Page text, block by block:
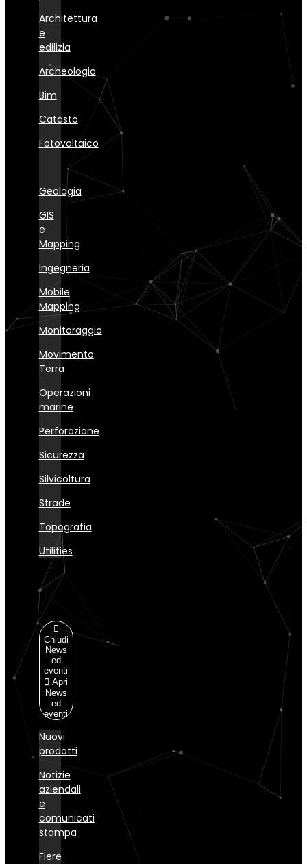
Architettura
e
edilizia
Archeologia
Bim
Catasto
Fotovoltaico
Geologia
GIS
e
Mapping
Ingegneria
Mobile
Mapping
Monitoraggio
Movimento
Terra
Operazioni
marine
Perforazione
Sicurezza
Silvicoltura
Strade
Topografia
Utilities
News
ed
eventi
Chiudi
News
ed
eventi
Apri
News
ed
eventi
Nuovi
prodotti
Notizie
aziendali
e
comunicati
stampa
Fiere